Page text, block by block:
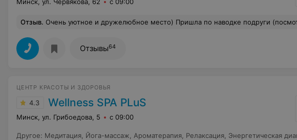
Отзыв. Очень уютное и дружелюбное место) Пришла по наводке подруги (посмотреть что тут и как) и ни капельки не пожалела! Мой выбор пал на йогу, к слову, раньше считала, что это просто очередное модное слово, и не придавала серьёзного значения этому занятию, но как же ошибалась...) Меня ждала полная разгрузка и релакс! Отдельно хотелось бы выделить тренера Татьяну , которая на протяжении всего занятия прислушивалась к каждому слову и в случае затруднения повторения асаны, в связи с особенностями тела и уровнем физической подготовки, с каждым индивидуально прорабатывала отдельные уровни сложности упражнения.
Отзывы64
ЦЕНТР КРАСОТЫ И ЗДОРОВЬЯ
4.3 Wellness SPA PLuS
Минск, ул. Грибоедова, 5 с 09:00
Другое: Медитация Йога-массаж Ароматерапия Релаксация Энергетическая